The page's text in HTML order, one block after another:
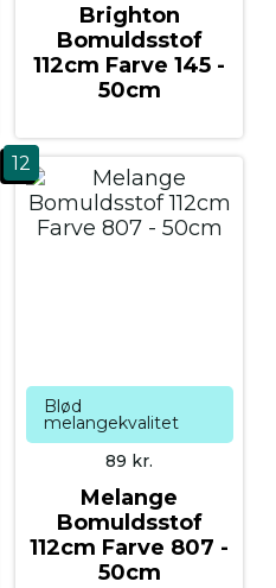
Brighton
Bomuldsstof
112cm Farve 145 -
50cm
12
Blød
melangekvalitet
Melange
Bomuldsstof
112cm Farve 807 -
50cm
89 kr.